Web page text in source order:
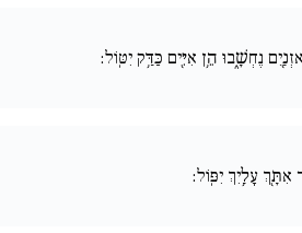
נֶחְשָׁ֑בוּ הֵ֥ן אִיִּ֖ים כַּדַּ֥ק יִטּֽוֹל:
אִתָּ֖ךְ עָלַ֥יִךְ יִפּֽוֹל: